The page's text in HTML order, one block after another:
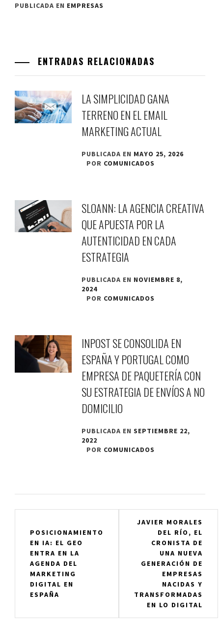
PUBLICADA EN EMPRESAS
ENTRADAS RELACIONADAS
LA SIMPLICIDAD GANA
TERRENO EN EL EMAIL
MARKETING ACTUAL
PUBLICADA EN MAYO 25, 2026
POR COMUNICADOS
SLOANN: LA AGENCIA CREATIVA
QUE APUESTA POR LA
AUTENTICIDAD EN CADA
ESTRATEGIA
PUBLICADA EN NOVIEMBRE 8,
2024
POR COMUNICADOS
INPOST SE CONSOLIDA EN
ESPAÑA Y PORTUGAL COMO
EMPRESA DE PAQUETERÍA CON
SU ESTRATEGIA DE ENVÍOS A NO
DOMICILIO
PUBLICADA ENSEPTIEMBRE 22,
2022
POR COMUNICADOS
entradas
POSICIONAMIENTO
EN IA: EL GEO
ENTRA EN LA
AGENDA DEL
MARKETING
DIGITAL EN
ESPAÑA
JAVIER MORALES
DEL RÍO, EL
CRONISTA DE
UNA NUEVA
GENERACIÓN DE
EMPRESAS
NACIDAS Y
TRANSFORMADAS
EN LO DIGITAL